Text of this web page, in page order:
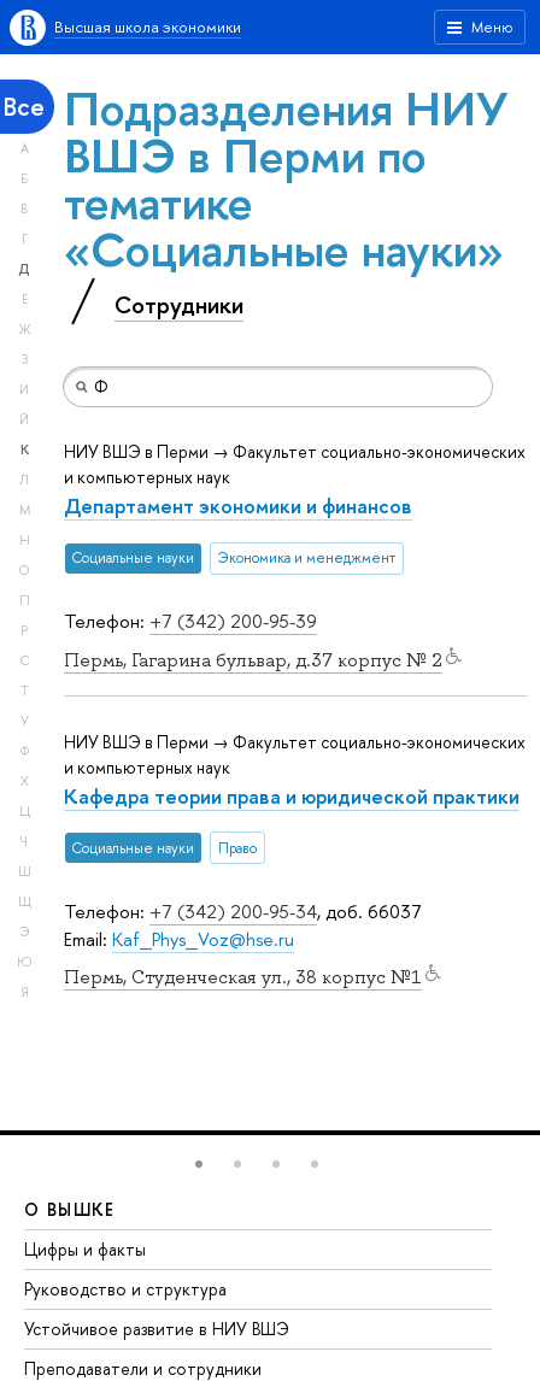
Меню
Высшая школа экономики
Все
А
Б
В
Г
Д
Е
Ж
З
И
Й
К
Л
М
Н
О
П
Р
С
Т
У
Ф
Х
Ц
Ч
Ш
Щ
Э
Ю
Я
Подразделения НИУ
ВШЭ в Перми по
тематике
«Социальные науки»
Сотрудники
Телефон: +7 (342) 200-95-39
Пермь, Гагарина бульвар, д.37 корпус № 2
НИУ ВШЭ в Перми → Факультет социально-экономических
и компьютерных наук
Департамент экономики и финансов
Социальные науки Экономика и менеджмент
Телефон: +7 (342) 200-95-34, доб. 66037
Email: Kaf_Phys_Voz@hse.ru
Пермь, Студенческая ул., 38 корпус №1
НИУ ВШЭ в Перми → Факультет социально-экономических
и компьютерных наук
Кафедра теории права и юридической практики
Социальные науки Право
О ВЫШКЕ
Цифры и факты
Руководство и структура
Устойчивое развитие в НИУ ВШЭ
Преподаватели и сотрудники